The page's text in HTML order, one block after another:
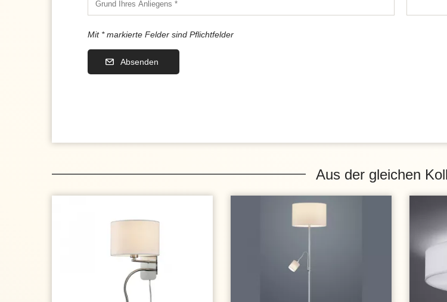
Mit * markierte Felder sind Pflichtfelder
Absenden
Aus der gleichen